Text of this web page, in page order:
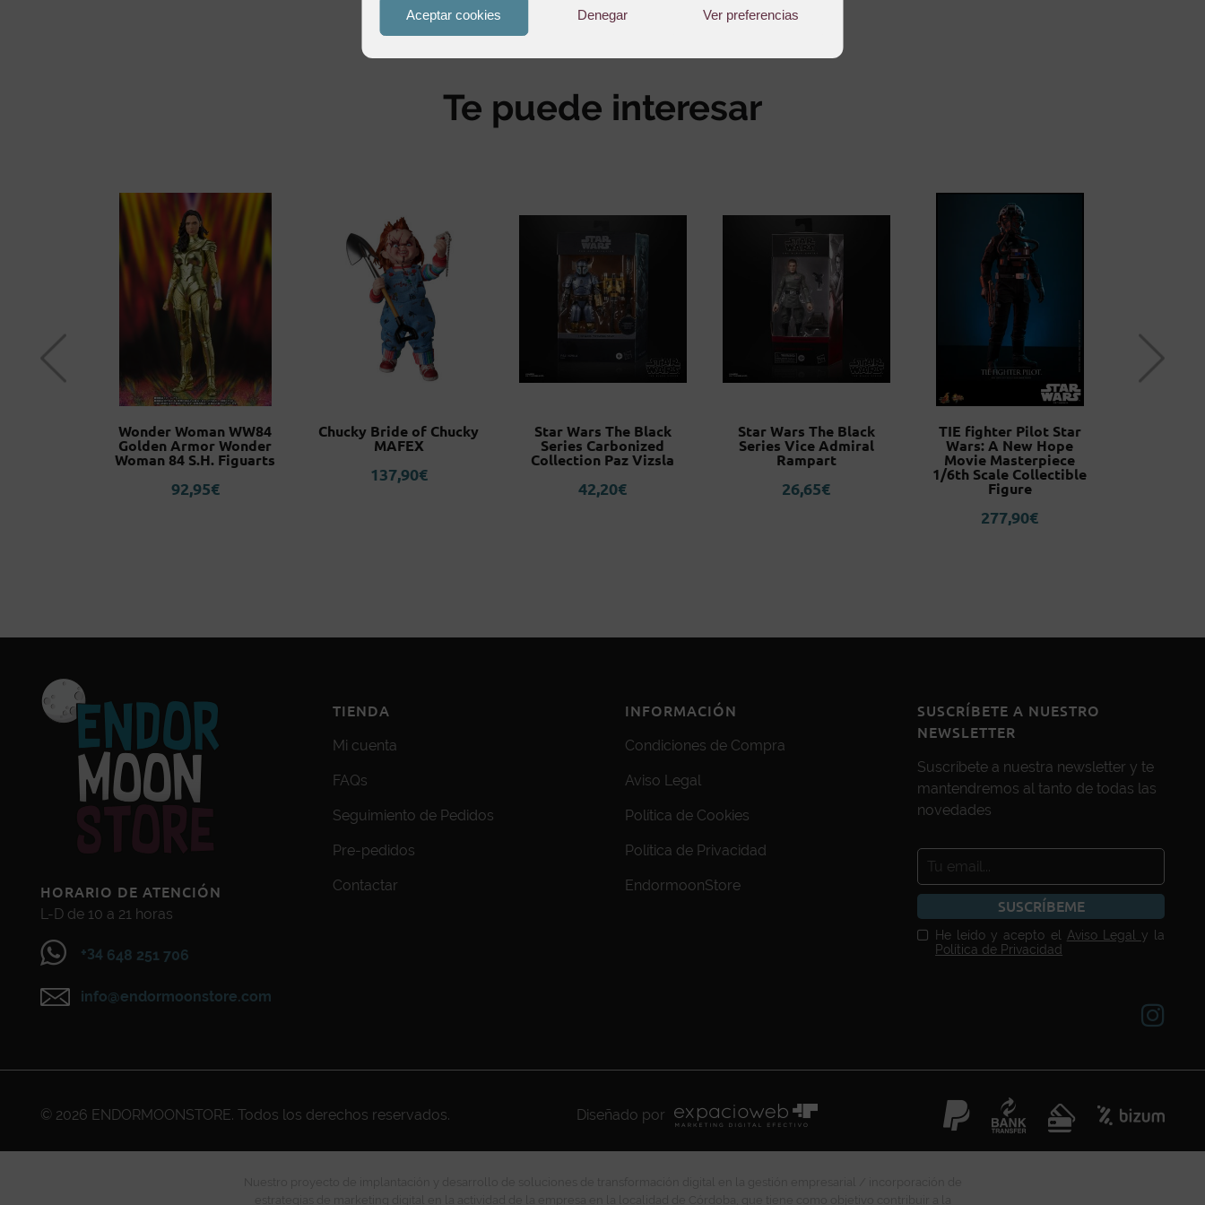
Aceptar cookies Denegar Ver preferencias
Te puede interesar
Wonder Woman WW84
Golden Armor Wonder
Woman 84 S.H. Figuarts
92,95€
Chucky Bride of Chucky
MAFEX
137,90€
Star Wars The Black
Series Carbonized
Collection Paz Vizsla
42,20€
Star Wars The Black
Series Vice Admiral
Rampart
26,65€
TIE fighter Pilot Star
Wars: A New Hope
Movie Masterpiece
1/6th Scale Collectible
Figure
277,90€
HORARIO DE ATENCIÓN
L-D de 10 a 21 horas
+34 648 251 706
info@endormoonstore.com
TIENDA
Mi cuenta
FAQs
Seguimiento de Pedidos
Pre-pedidos
Contactar
INFORMACIÓN
Condiciones de Compra
Aviso Legal
Política de Cookies
Política de Privacidad
EndormoonStore
SUSCRÍBETE A NUESTRO
NEWSLETTER
Suscríbete a nuestra newsletter y te
mantendremos al tanto de todas las
novedades
SUSCRÍBEME
He leído y acepto el Aviso Legal y la
Política de Privacidad
© 2026 ENDORMOONSTORE. Todos los derechos reservados. Diseñado por